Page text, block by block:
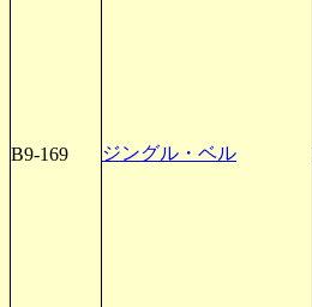
B9-169 ジングル・ベル